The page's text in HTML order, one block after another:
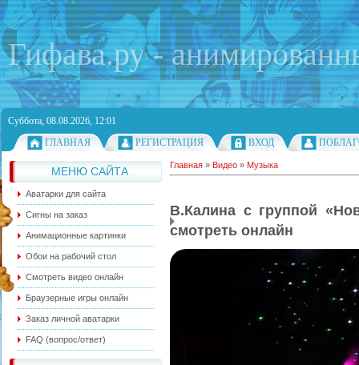
Гифава.ру -
Суббота, 08.08.2026, 12:01
ГЛАВНАЯ
РЕГИСТРАЦИЯ ВХОД
МЕНЮ САЙТА
Аватарки для сайта
Сигны на заказ
Анимационные картинки
Обои на рабочий стол
Смотреть видео онлайн
Браузерные игры онлайн
Заказ личной аватарки
FAQ (вопрос/ответ)
Главная » Видео » Музыка
В.Калина с группой
смотреть онлайн